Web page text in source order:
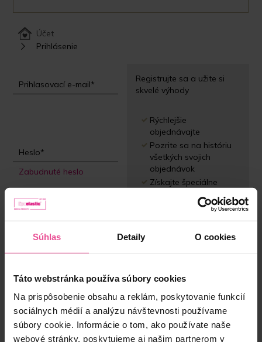
Súhlas Detaily O cookies
Táto webstránka používa súbory cookies
Na prispôsobenie obsahu a reklám, poskytovanie funkcií
sociálnych médií a analýzu návštevnosti používame
súbory cookie. Informácie o tom, ako používate naše
webové stránky, poskytujeme aj našim partnerom v
Účet
Prihlásenie
Zabudnuté heslo
Prihlásiť
Registrujte sa a užite si
skvelé výhody
Rýchlejšie
objednávajte
Pozrite sa na históriu
všetkých svojich
objednávok
Získajte špeciálne
a mnoho ďalšieho...
Registrácia